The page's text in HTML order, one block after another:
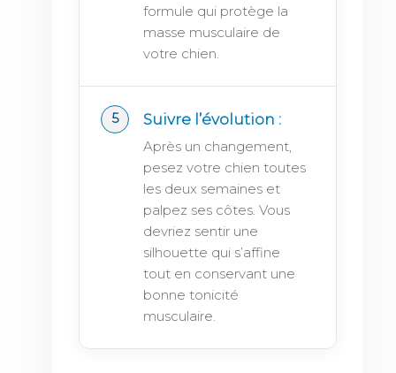
formule qui protège la
masse musculaire de
votre chien.
Suivre l’évolution :
Après un changement,
pesez votre chien toutes
les deux semaines et
palpez ses côtes. Vous
devriez sentir une
silhouette qui s’affine
tout en conservant une
bonne tonicité
musculaire.